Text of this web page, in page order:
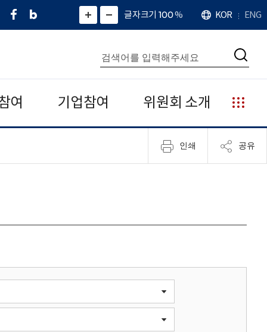
페
네
그
)
화
면
면
소
확
대
치
글자크기 100%
언
어
KOR ENG
통
합
검
색
검
여 기업참여 위원회 소개
누
리
집
안
인쇄 공유